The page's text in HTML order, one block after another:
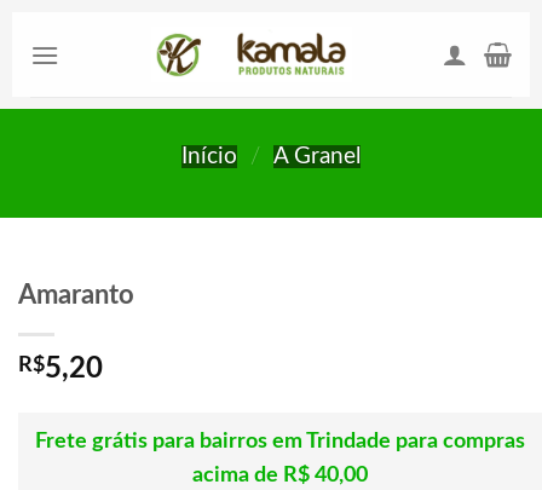
Início / A Granel
Amaranto
R$5,20
Frete grátis para bairros em Trindade para compras
acima de R$ 40,00